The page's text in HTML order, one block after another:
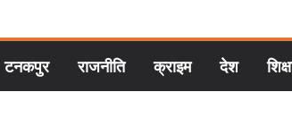
टनकपुर राजनीति क्राइम देश